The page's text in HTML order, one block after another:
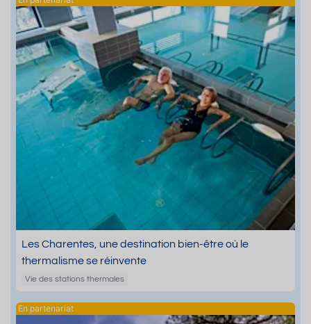
Les Charentes, une destination bien-être où le
thermalisme se réinvente
Vie des stations thermales